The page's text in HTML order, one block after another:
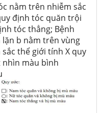
nằm trên nhiễm sắc
định tóc quăn trội
tóc thẳng; Bệnh
b nằm trên vùng
thể giới tính X quy
nhìn màu bình